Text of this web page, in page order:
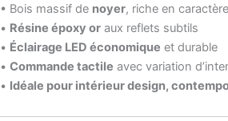
• Bois massif de noyer, riche en caractère
• Résine époxy or aux reflets subtils
• Éclairage LED économique et durable
• Commande tactile avec variation
• Idéale pour intérieur design,